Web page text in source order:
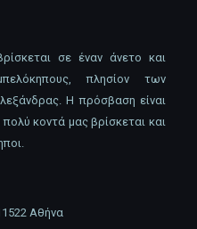
σε έναν άνετο και
πλησίον των
Η πρόσβαση είναι
κοντά μας βρίσκεται και
Αθήνα